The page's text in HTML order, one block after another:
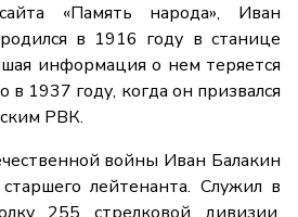
«Память народа», Иван
в 1916 году в станице
информация о нем теряется
в 1937 году, когда он призвался
РВК.
войны Иван Балакин
лейтенанта. Служил в